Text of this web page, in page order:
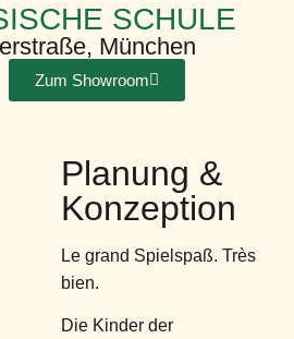
SCHULE
München
Zum Showroom
Planung &
Konzeption
Le grand Spielspaß. Très
bien.
Die Kinder der